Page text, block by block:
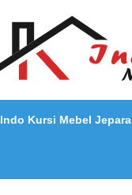
Indo Kursi Mebel Jepara